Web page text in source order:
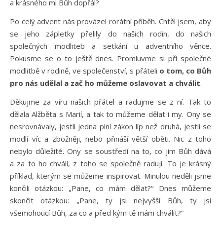
a krásného mi Bůh dopřál?
Po celý advent nás provázel rorátní příběh. Chtěl jsem, aby
se jeho zápletky přelily do našich rodin, do našich
společných modliteb a setkání u adventního věnce.
Pokusme se o to ještě dnes. Promluvme si při společné
modlitbě v rodině, ve společenství, s přáteli o tom, co Bůh
pro nás udělal a zač ho můžeme oslavovat a chválit.
Děkujme za víru našich přátel a radujme se z ní. Tak to
dělala Alžběta s Marií, a tak to můžeme dělat i my. Ony se
nesrovnávaly, jestli jedna plní zákon líp než druhá, jestli se
modlí víc a zbožněji, nebo přináší větší oběti. Nic z toho
nebylo důležité. Ony se soustředí na to, co jim Bůh dává
a za to ho chválí, z toho se společně radují. To je krásný
příklad, kterým se můžeme inspirovat. Minulou neděli jsme
končili otázkou: „Pane, co mám dělat?“ Dnes můžeme
skončit otázkou: „Pane, ty jsi nejvyšší Bůh, ty jsi
všemohoucí Bůh, za co a před kým tě mám chválit?“